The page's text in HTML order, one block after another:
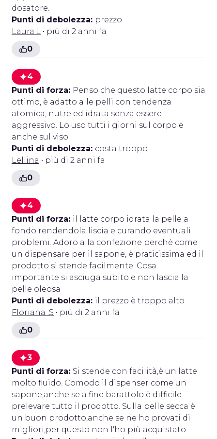
dosatore.
Punti di debolezza: prezzo
Laura.L • più di 2 anni fa
0
4
Punti di forza: Penso che questo latte corpo sia
ottimo, è adatto alle pelli con tendenza
atomica, nutre ed idrata senza essere
aggressivo. Lo uso tutti i giorni sul corpo e
anche sul viso
Punti di debolezza: costa troppo
Lellina • più di 2 anni fa
0
4
Punti di forza: il latte corpo idrata la pelle a
fondo rendendola liscia e curando eventuali
problemi. Adoro alla confezione perché come
un dispensare per il sapone, è praticissima ed il
prodotto si stende facilmente. Cosa
importante si asciuga subito e non lascia la
pelle oleosa
Punti di debolezza: il prezzo è troppo alto
Floriana .S • più di 2 anni fa
0
3
Punti di forza: Si stende con facilità,è un latte
molto fluido. Comodo il dispenser come un
sapone,anche se a fine barattolo è difficile
prelevare tutto il prodotto. Sulla pelle secca è
un buon prodotto,anche se ne ho provati di
migliori,per questo non l'ho più acquistato.